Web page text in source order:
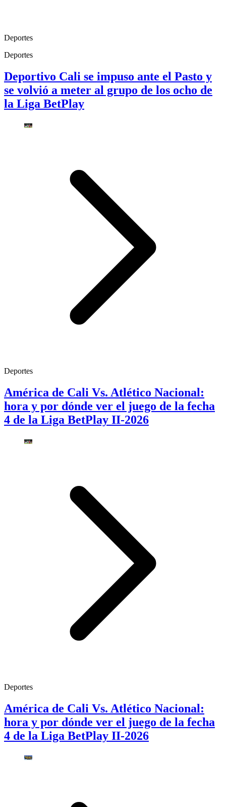
Deportes
Deportes
Deportivo Cali se impuso ante el Pasto y
se volvió a meter al grupo de los ocho de
la Liga BetPlay
Deportes
América de Cali Vs. Atlético Nacional:
hora y por dónde ver el juego de la fecha
4 de la Liga BetPlay II-2026
Deportes
América de Cali Vs. Atlético Nacional:
hora y por dónde ver el juego de la fecha
4 de la Liga BetPlay II-2026